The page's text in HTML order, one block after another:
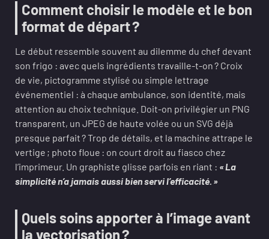
Comment choisir le modèle et le bon
format de départ ?
Le début ressemble souvent au dilemme du chef devant
son frigo : avec quels ingrédients travaille-t-on ? Croix
de vie, pictogramme stylisé ou simple lettrage
événementiel : à chaque ambulance, son identité, mais
attention au choix technique. Doit-on privilégier un PNG
transparent, un JPEG de haute volée ou un SVG déjà
presque parfait ? Trop de détails, et la machine attrape le
vertige ; photo floue : on court droit au fiasco chez
l’imprimeur. Un graphiste glisse parfois en riant : « La
simplicité n’a jamais aussi bien servi l’efficacité. »
Quels soins apporter à l’image avant
la vectorisation ?